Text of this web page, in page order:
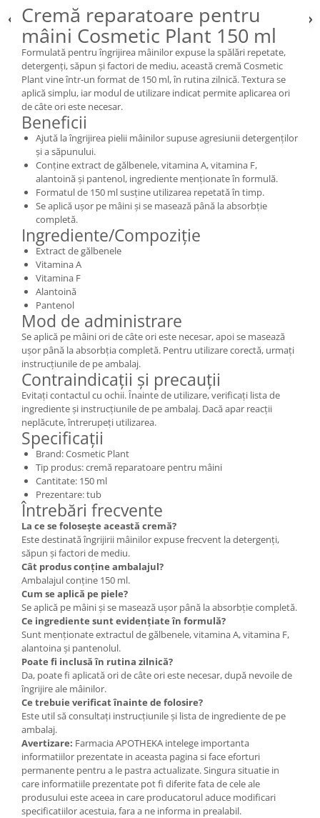
Cremă reparatoare pentru
mâini Cosmetic Plant 150 ml
Formulată pentru îngrijirea mâinilor expuse la spălări repetate,
detergenți, săpun și factori de mediu, această cremă Cosmetic
Plant vine într-un format de 150 ml, în rutina zilnică. Textura se
aplică simplu, iar modul de utilizare indicat permite aplicarea ori
de câte ori este necesar.
Beneficii
Ajută la îngrijirea pielii mâinilor supuse agresiunii detergenților
și a săpunului.
Conține extract de gălbenele, vitamina A, vitamina F,
alantoină și pantenol, ingrediente menționate în formulă.
Formatul de 150 ml susține utilizarea repetată în timp.
Se aplică ușor pe mâini și se masează până la absorbție
completă.
Ingrediente/Compoziție
Extract de gălbenele
Vitamina A
Vitamina F
Alantoină
Pantenol
Mod de administrare
Se aplică pe mâini ori de câte ori este necesar, apoi se masează
ușor până la absorbția completă. Pentru utilizare corectă, urmați
instrucțiunile de pe ambalaj.
Contraindicații și precauții
Evitați contactul cu ochii. Înainte de utilizare, verificați lista de
ingrediente și instrucțiunile de pe ambalaj. Dacă apar reacții
neplăcute, întrerupeți utilizarea.
Specificații
Brand: Cosmetic Plant
Tip produs: cremă reparatoare pentru mâini
Cantitate: 150 ml
Prezentare: tub
Întrebări frecvente
La ce se folosește această cremă?
Este destinată îngrijirii mâinilor expuse frecvent la detergenți,
săpun și factori de mediu.
Cât produs conține ambalajul?
Ambalajul conține 150 ml.
Cum se aplică pe piele?
Se aplică pe mâini și se masează ușor până la absorbție completă.
Ce ingrediente sunt evidențiate în formulă?
Sunt menționate extractul de gălbenele, vitamina A, vitamina F,
alantoina și pantenolul.
Poate fi inclusă în rutina zilnică?
Da, poate fi aplicată ori de câte ori este necesar, după nevoile de
îngrijire ale mâinilor.
Ce trebuie verificat înainte de folosire?
Este util să consultați instrucțiunile și lista de ingrediente de pe
ambalaj.
Avertizare: Farmacia APOTHEKA intelege importanta
informatiilor prezentate in aceasta pagina si face eforturi
permanente pentru a le pastra actualizate. Singura situatie in
care informatiile prezentate pot fi diferite fata de cele ale
produsului este aceea in care producatorul aduce modificari
specificatiilor acestuia, fara a ne informa in prealabil.